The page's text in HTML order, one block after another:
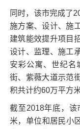
同时，该市完成了
施方案、设计、施
建筑能效提升项目
设计、监理、施工
安彩公寓、世纪名
街、紫薇大道示范
积共计约60万平方米
截至2018年底，该
米，单位和居民小